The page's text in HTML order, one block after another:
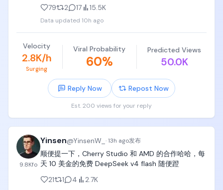
敲，
python入门了以后，可以买《Thinking in Java》
《C++ Primer》，挑着学Java和C++这两本书；
b. 计算机三套经典，党哥都买了纸质版，党哥都没看
完。
- 计算机基础教材CSAPP《Computer Systems A
Programmers Perspective》（CSAPP）
- 可以陪伴到50岁、几代人读的圣经大套装《The Art
of Computer Programming》（TAOCP）
记住，党哥没看完是因为岁数太大了（算法导论看得
最多，其他两本进度很少），你的孩子只有6~18岁，
的）
flash则老实的像个孩子，勤奋的像个浙江人。
这是AI最好的时代。
79 2 17 15.5K
Data updated 10h ago
Velocity
2.8K/h
Surging
Viral Probability
60%
Predicted Views
50.0K
Reply Now Repost Now
Est. 200 views for your reply
9.8Kfo
Yinsen@YinsenW_ ·13h ago发布
顺便提一下，Cherry Studio 和 AMD 的合作哈哈，每
天 10 美金的免费 DeepSeek v4 flash 随便蹬
21
1 4 2.7K